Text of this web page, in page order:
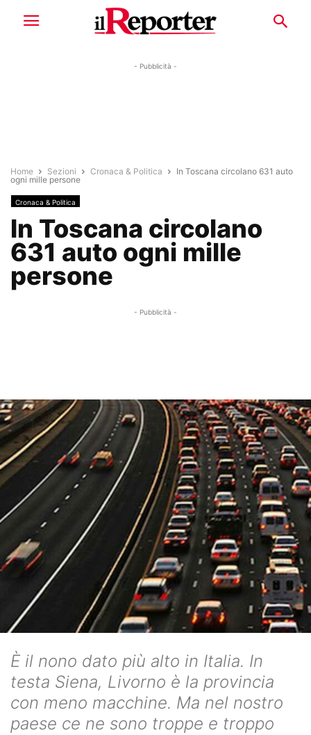
- Pubblicità -
Home Sezioni Cronaca & Politica
In Toscana circolano 631 auto
ogni mille persone
Cronaca & Politica
In Toscana circolano
631 auto ogni mille
persone
- Pubblicità -
È il nono dato più alto in Italia. In
testa Siena, Livorno è la provincia
con meno macchine. Ma nel nostro
paese ce ne sono troppe e troppo